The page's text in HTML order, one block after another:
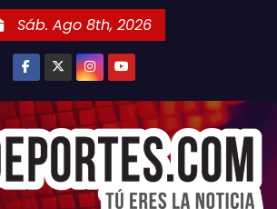
Sáb. Ago 8th, 2026